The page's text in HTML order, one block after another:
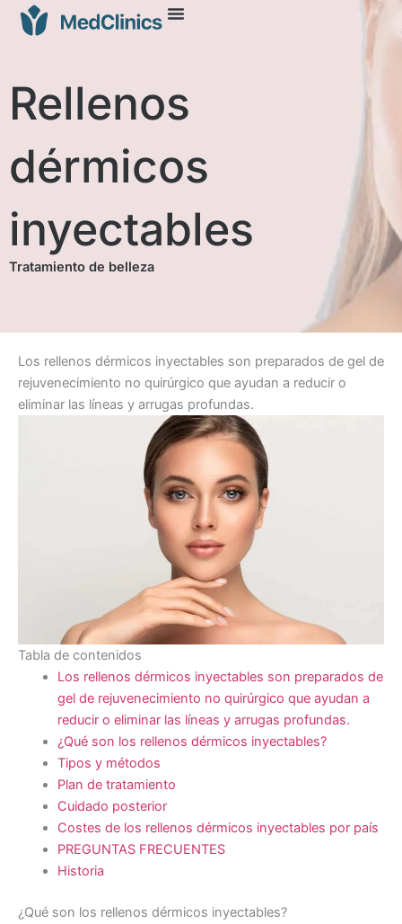
Rellenos
dérmicos
inyectables
Tratamiento de belleza
Los rellenos dérmicos inyectables son preparados de gel de
rejuvenecimiento no quirúrgico que ayudan a reducir o
eliminar las líneas y arrugas profundas.
Tabla de contenidos
Los rellenos dérmicos inyectables son preparados de
gel de rejuvenecimiento no quirúrgico que ayudan a
reducir o eliminar las líneas y arrugas profundas.
¿Qué son los rellenos dérmicos inyectables?
Tipos y métodos
Plan de tratamiento
Cuidado posterior
Costes de los rellenos dérmicos inyectables por país
PREGUNTAS FRECUENTES
Historia
¿Qué son los rellenos dérmicos inyectables?